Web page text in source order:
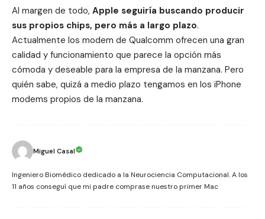
Al margen de todo, Apple seguiría buscando producir
sus propios chips, pero más a largo plazo.
Actualmente los modem de Qualcomm ofrecen una gran
calidad y funcionamiento que parece la opción más
cómoda y deseable para la empresa de la manzana. Pero
quién sabe, quizá a medio plazo tengamos en los iPhone
modems propios de la manzana.
Miguel Casal
Ingeniero Biomédico dedicado a la Neurociencia Computacional. A los
11 años conseguí que mi padre comprase nuestro primer Mac